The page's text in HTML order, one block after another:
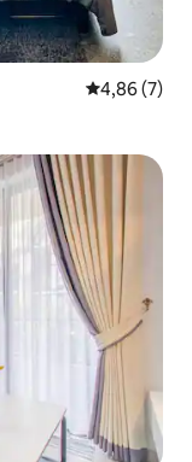
4,86 de uma
4,86 (7)